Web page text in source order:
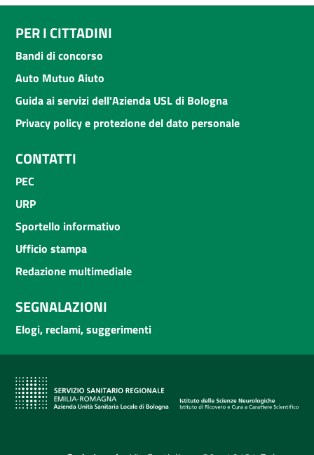
PER I CITTADINI
Bandi di concorso
Auto Mutuo Aiuto
Guida ai servizi dell'Azienda USL di Bologna
Privacy policy e protezione del dato personale
CONTATTI
PEC
URP
Sportello informativo
Ufficio stampa
Redazione multimediale
SEGNALAZIONI
Elogi, reclami, suggerimenti